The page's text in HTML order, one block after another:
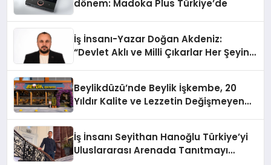
dönem: Madoka Plus Türkiye’de
İş İnsanı-Yazar Doğan Akdeniz:
“Devlet Aklı ve Milli Çıkarlar Her Şeyin
Beylikdüzü’nde Beylik İşkembe, 20
Yıldır Kalite ve Lezzetin Değişmeyen
İş İnsanı Seyithan Hanoğlu Türkiye’yi
Uluslararası Arenada Tanıtmayı